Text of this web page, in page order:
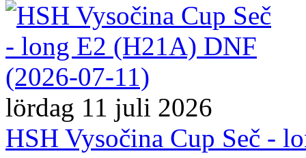
lördag 11 juli 2026
HSH Vysočina Cup Seč -